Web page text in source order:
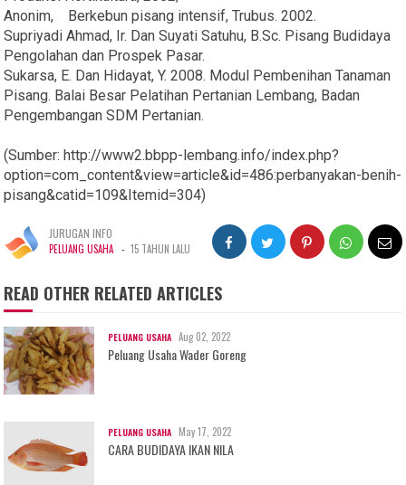
Anonim, Berkebun pisang intensif, Trubus. 2002.
Supriyadi Ahmad, Ir. Dan Suyati Satuhu, B.Sc. Pisang Budidaya
Pengolahan dan Prospek Pasar.
Sukarsa, E. Dan Hidayat, Y. 2008. Modul Pembenihan Tanaman
Pisang. Balai Besar Pelatihan Pertanian Lembang, Badan
Pengembangan SDM Pertanian.
(Sumber: http://www2.bbpp-lembang.info/index.php?
option=com_content&view=article&id=486:perbanyakan-benih-
pisang&catid=109&Itemid=304)
JURUGAN INFO
PELUANG USAHA - 15 TAHUN LALU
READ OTHER RELATED ARTICLES
PELUANG USAHA Aug 02, 2022
Peluang Usaha Wader Goreng
PELUANG USAHA May 17, 2022
CARA BUDIDAYA IKAN NILA